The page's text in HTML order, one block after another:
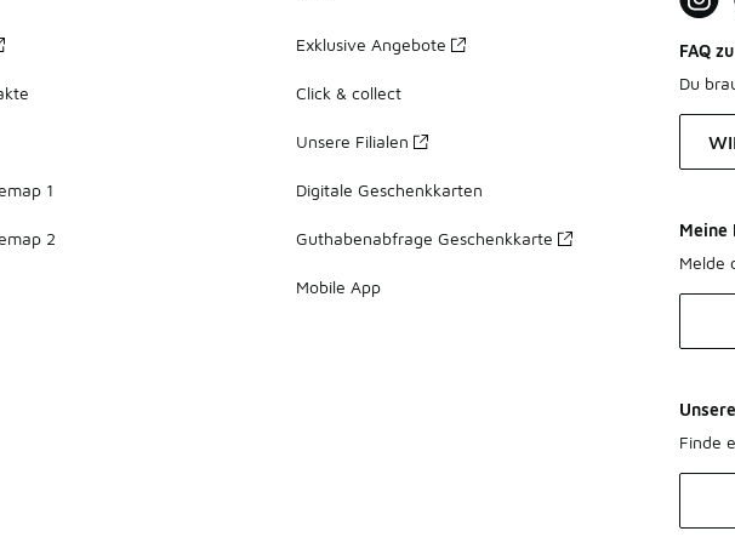
1
2
Exklusive Angebote
Click & collect
Unsere Filialen
Digitale Geschenkkarten
Guthabenabfrage Geschenkkarte
Mobile App
FAQ
Du
Meine
Melde
Finde